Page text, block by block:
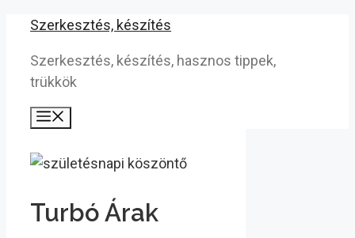
Kilépés
tartalomba
Szerkesztés, készítés
Szerkesztés, készítés, hasznos tippek,
trükkök
Turbó Árak